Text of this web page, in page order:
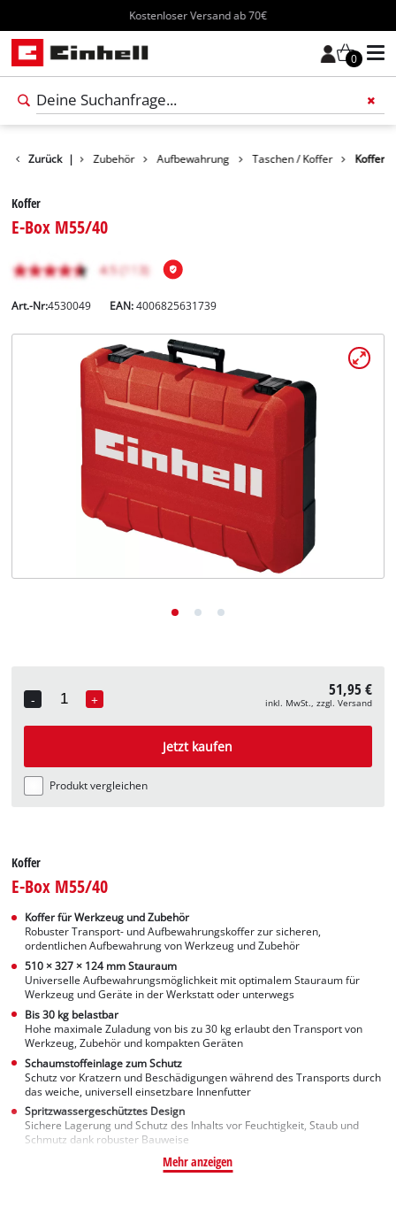
Kostenloser Versand ab 70€
0
Zurück | Zubehör Aufbewahrung Taschen / Koffer Koffer
Koffer
E-Box M55/40
Art.-Nr:4530049 EAN:4006825631739
-
Quantity
+ 51,95 €
inkl. MwSt., zzgl. Versand
Jetzt kaufen
Produkt vergleichen
Koffer
E-Box M55/40
Koffer für Werkzeug und Zubehör
Robuster Transport- und Aufbewahrungskoffer zur sicheren,
ordentlichen Aufbewahrung von Werkzeug und Zubehör
510 × 327 × 124 mm Stauraum
Universelle Aufbewahrungsmöglichkeit mit optimalem Stauraum für
Werkzeug und Geräte in der Werkstatt oder unterwegs
Bis 30 kg belastbar
Hohe maximale Zuladung von bis zu 30 kg erlaubt den Transport von
Werkzeug, Zubehör und kompakten Geräten
Schaumstoffeinlage zum Schutz
Schutz vor Kratzern und Beschädigungen während des Transports durch
das weiche, universell einsetzbare Innenfutter
Spritzwassergeschütztes Design
Sichere Lagerung und Schutz des Inhalts vor Feuchtigkeit, Staub und
Schmutz dank robuster Bauweise
Mehr anzeigen